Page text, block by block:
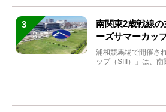
3
南関東2歳戦線
ーズサマーカッ
と見どころをチ
浦和競馬場で開催さ
ップ（SIII）」は、南